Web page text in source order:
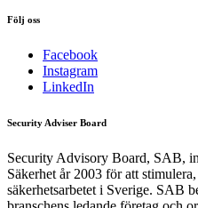
Följ oss
Facebook
Instagram
LinkedIn
Security Adviser Board
Security Advisory Board, SAB,
Säkerhet år 2003 för att
säkerhetsarbetet i Sverige. SAB